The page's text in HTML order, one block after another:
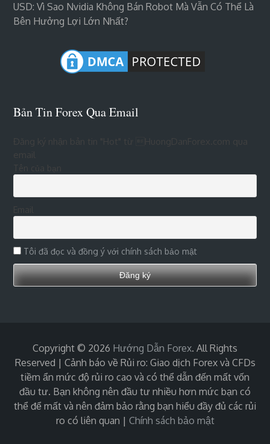
USD: Vì Sao Nvidia Không Bán Robot Mà Vẫn Có Thể Là
Bên Hưởng Lợi Lớn Nhất?
Bản Tin Forex Qua Email
Đăng ký nhận bản tin "Hot" từ HuongDanForex.com qua
Tên của bạn
Tôi đã đọc và đồng ý với chính sách bảo mật
Copyright © 2026 Hướng Dẫn Forex. All Rights
Reserved | Cảnh báo về Rủi ro: Giao dịch Forex và CFDs
tiềm ẩn mức độ rủi ro cao và có thể dẫn đến mất vốn
đầu tư. Bạn không nên đầu tư nhiều hơn mức bạn có
thể để mất và nên đảm bảo rằng bạn hiểu đầy đủ các rủi
ro có liên quan | Chính sách bảo mật